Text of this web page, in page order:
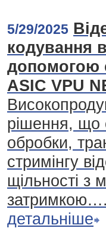
5/29/2025
кодування
допомогою
ASIC VPU
рішення, що
обробки,
стримінгу
щільності з
затримкою….
детальніше